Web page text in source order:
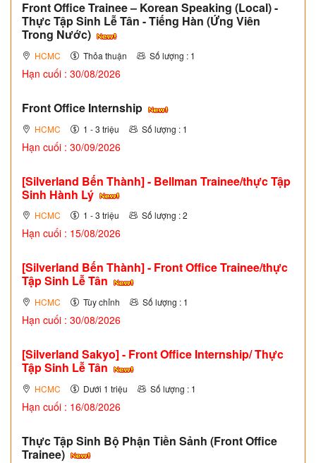
Front Office Trainee – Korean Speaking (Local) -
Thực Tập Sinh Lễ Tân - Tiếng Hàn (Ứng Viên
Trong Nước)
HCMC Thỏa thuận Số lượng : 1
Hạn cuối : 30/08/2026
Front Office Internship
HCMC 1 - 3 triệu Số lượng : 1
Hạn cuối : 30/09/2026
[Silverland Bến Thành] - Bellman Trainee/thực Tập
Sinh Hành Lý
HCMC 1 - 3 triệu Số lượng : 2
Hạn cuối : 15/08/2026
[Silverland Bến Thành] - Front Office Trainee/thực
Tập Sinh Lễ Tân
HCMC Tùy chỉnh Số lượng : 1
Hạn cuối : 30/08/2026
[Silverland Sakyo] - Front Office Internship/ Thực
Tập Sinh Lễ Tân
HCMC Dưới 1 triệu Số lượng : 1
Hạn cuối : 16/08/2026
Thực Tập Sinh Bộ Phận Tiền Sảnh (Front Office
Trainee)